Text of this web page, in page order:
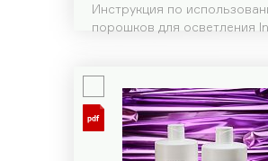
Инструкция по
порошков для осветления